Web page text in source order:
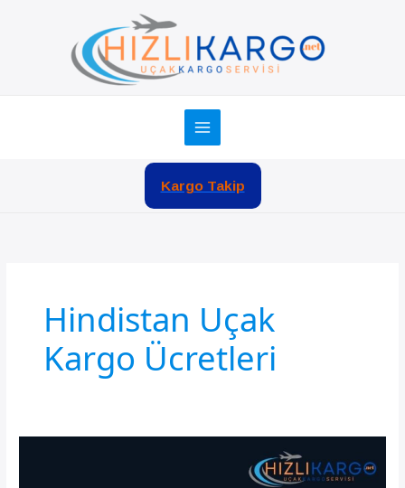
Kargo Takip
Hindistan Uçak
Kargo Ücretleri